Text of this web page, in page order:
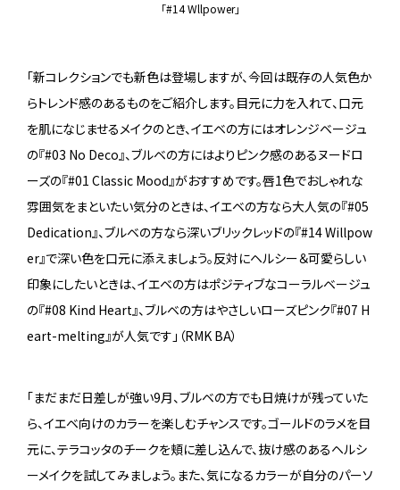
「#14 Wllpower」
「新コレクションでも新色は登場しますが、今回は既存の人気色か
らトレンド感のあるものをご紹介します。目元に力を入れて、口元
を肌になじませるメイクのとき、イエベの方にはオレンジベージュ
の『#03 No Deco』、ブルベの方にはよりピンク感のあるヌードロ
ーズの『#01 Classic Mood』がおすすめです。唇1色でおしゃれな
雰囲気をまといたい気分のときは、イエベの方なら大人気の『#05
Dedication』、ブルベの方なら深いブリックレッドの『#14 Willpow
er』で深い色を口元に添えましょう。反対にヘルシー＆可愛らしい
印象にしたいときは、イエベの方はポジティブなコーラルベージュ
の『#08 Kind Heart』、ブルベの方はやさしいローズピンク『#07 H
eart-melting』が人気です」（RMK BA）
「まだまだ日差しが強い9月、ブルベの方でも日焼けが残っていた
ら、イエベ向けのカラーを楽しむチャンスです。ゴールドのラメを目
元に、テラコッタのチークを頬に差し込んで、抜け感のあるヘルシ
ーメイクを試してみましょう。また、気になるカラーが自分のパーソ